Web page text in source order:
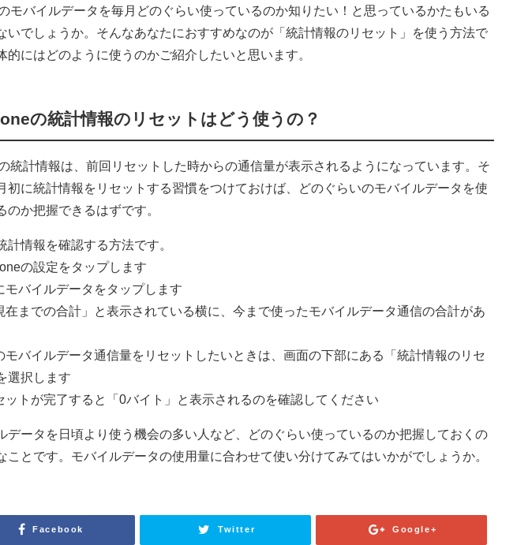
モバイルデータを毎月どのぐらい使っているのか知りたい！と思っているかたもいる
いでしょうか。そんなあなたにおすすめなのが「統計情報のリセット」を使う方法で
的にはどのように使うのかご紹介したいと思います。
の統計情報のリセットはどう使うの？
統計情報は、前回リセットした時からの通信量が表示されるようになっています。そ
初に統計情報をリセットする習慣をつけておけば、どのぐらいのモバイルデータを使
のか把握できるはずです。
計情報を確認する方法です。
の設定をタップします
バイルデータをタップします
までの合計」と表示されている横に、今まで使ったモバイルデータ通信の合計があ
バイルデータ通信量をリセットしたいときは、画面の下部にある「統計情報のリセ
選択します
トが完了すると「0バイト」と表示されるのを確認してください
データを日頃より使う機会の多い人など、どのぐらい使っているのか把握しておくの
ことです。モバイルデータの使用量に合わせて使い分けてみてはいかがでしょうか。
Facebook Twitter Google+